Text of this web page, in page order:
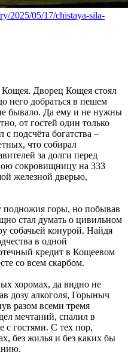
2025/05/17/chistaya-sila-
Дворец Кощея стоял
него добраться в пешем
бывало. Да ему и не нужны
от гостей один только
подсчёта богатства –
что собирал
за долги перед
сокровищницу на 333
железной дверью,
горы, но побывав
стал думать о цивильном
собачьей конурой. Найдя
в одной
кредит в Кощеевом
со всем скарбом.
хоромах, да видно не
дозу алкоголя, Горыныч
разом всеми тремя
мечтаний, спалил в
с гостями. С тех пор,
без жилья и без каких бы